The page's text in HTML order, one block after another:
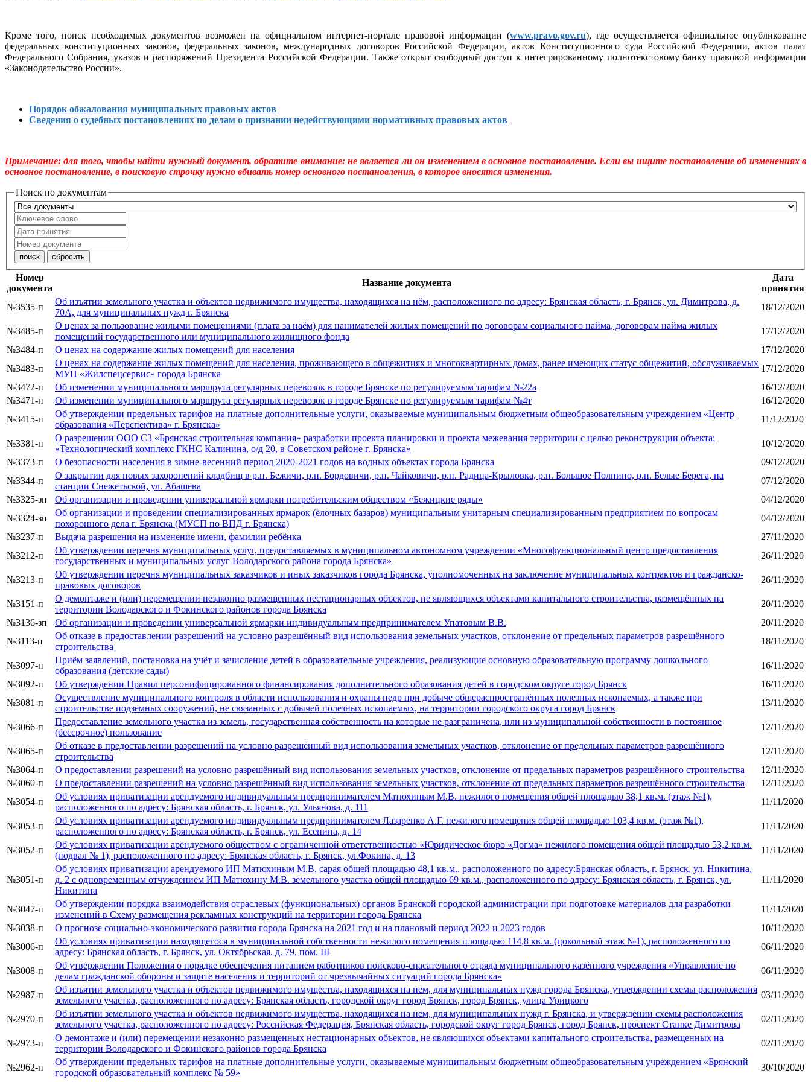
Кроме того, поиск необходимых документов возможен на официальном интернет-портале правовой информации (www.pravo.gov.ru), где осуществляется официальное опубликование
федеральных конституционных законов, федеральных законов, международных договоров Российской Федерации, актов Конституционного суда Российской Федерации, актов палат
Федерального Собрания, указов и распоряжений Президента Российской Федерации. Также открыт свободный доступ к интегрированному полнотекстовому банку правовой информации
«Законодательство России».
Порядок обжалования муниципальных правовых актов
Сведения о судебных постановлениях по делам о признании недействующими нормативных правовых актов
Примечание: для того, чтобы найти нужный документ, обратите внимание: не является ли он изменением в основное постановление. Если вы ищите постановление об изменениях в
основное постановление, в поисковую строчку нужно вбивать номер основного постановления, в которое вносятся изменения.
Поиск по документам
Номер
документа
Название документа
Дата
принятия
№3535-п
Об изъятии земельного участка и объектов недвижимого имущества, находящихся на нём, расположенного по адресу: Брянская область, г. Брянск, ул. Димитрова, д.
70А, для муниципальных нужд г. Брянска
18/12/2020
№3485-п
О ценах за пользование жилыми помещениями (плата за наём) для нанимателей жилых помещений по договорам социального найма, договорам найма жилых
помещений государственного или муниципального жилищного фонда
17/12/2020
№3484-п
О ценах на содержание жилых помещений для населения
17/12/2020
№3483-п
О ценах на содержание жилых помещений для населения, проживающего в общежитиях и многоквартирных домах, ранее имеющих статус общежитий, обслуживаемых
МУП «Жилспецсервис» города Брянска
17/12/2020
№3472-п
Об изменении муниципального маршрута регулярных перевозок в городе Брянске по регулируемым тарифам №22а
16/12/2020
№3471-п
Об изменении муниципального маршрута регулярных перевозок в городе Брянске по регулируемым тарифам №4т
16/12/2020
№3415-п
Об утверждении предельных тарифов на платные дополнительные услуги, оказываемые муниципальным бюджетным общеобразовательным учреждением «Центр
образования «Перспектива» г. Брянска»
11/12/2020
№3381-п
О разрешении ООО СЗ «Брянская строительная компания» разработки проекта планировки и проекта межевания территории с целью реконструкции объекта:
«Технологический комплекс ГКНС Калинина, о/д 20, в Советском районе г. Брянска»
10/12/2020
№3373-п
О безопасности населения в зимне-весенний период 2020-2021 годов на водных объектах города Брянска
09/12/2020
№3344-п
О закрытии для новых захоронений кладбищ в р.п. Бежичи, р.п. Бордовичи, р.п. Чайковичи, р.п. Радица-Крыловка, р.п. Большое Полпино, р.п. Белые Берега, на
станции Снежетьской, ул. Абашева
07/12/2020
№3325-зп
Об организации и проведении универсальной ярмарки потребительским обществом «Бежицкие ряды»
04/12/2020
№3324-зп
Об организации и проведении специализированных ярмарок (ёлочных базаров) муниципальным унитарным специализированным предприятием по вопросам
похоронного дела г. Брянска (МУСП по ВПД г. Брянска)
04/12/2020
№3237-п
Выдача разрешения на изменение имени, фамилии ребёнка
27/11/2020
№3212-п
Об утверждении перечня муниципальных услуг, предоставляемых в муниципальном автономном учреждении «Многофункциональный центр предоставления
государственных и муниципальных услуг Володарского района города Брянска»
26/11/2020
№3213-п
Об утверждении перечня муниципальных заказчиков и иных заказчиков города Брянска, уполномоченных на заключение муниципальных контрактов и гражданско-
правовых договоров
26/11/2020
№3151-п
О демонтаже и (или) перемещении незаконно размещённых нестационарных объектов, не являющихся объектами капитального строительства, размещённых на
территории Володарского и Фокинского районов города Брянска
20/11/2020
№3136-зп
Об организации и проведении универсальной ярмарки индивидуальным предпринимателем Упатовым В.В.
20/11/2020
№3113-п
Об отказе в предоставлении разрешений на условно разрешённый вид использования земельных участков, отклонение от предельных параметров разрешённого
строительства
18/11/2020
№3097-п
Приём заявлений, постановка на учёт и зачисление детей в образовательные учреждения, реализующие основную образовательную программу дошкольного
образования (детские сады)
16/11/2020
№3092-п
Об утверждении Правил персонифицированного финансирования дополнительного образования детей в городском округе город Брянск
16/11/2020
№3081-п
Осуществление муниципального контроля в области использования и охраны недр при добыче общераспространённых полезных ископаемых, а также при
строительстве подземных сооружений, не связанных с добычей полезных ископаемых, на территории городского округа город Брянск
13/11/2020
№3066-п
Предоставление земельного участка из земель, государственная собственность на которые не разграничена, или из муниципальной собственности в постоянное
(бессрочное) пользование
12/11/2020
№3065-п
Об отказе в предоставлении разрешений на условно разрешённый вид использования земельных участков, отклонение от предельных параметров разрешённого
строительства
12/11/2020
№3064-п
О предоставлении разрешений на условно разрешённый вид использования земельных участков, отклонение от предельных параметров разрешённого строительства
12/11/2020
№3060-п
О предоставлении разрешений на условно разрешённый вид использования земельных участков, отклонение от предельных параметров разрешённого строительства
12/11/2020
№3054-п
Об условиях приватизации арендуемого индивидуальным предпринимателем Матюхиным М.В. нежилого помещения общей площадью 38,1 кв.м. (этаж №1),
расположенного по адресу: Брянская область, г. Брянск, ул. Ульянова, д. 111
11/11/2020
№3053-п
Об условиях приватизации арендуемого индивидуальным предпринимателем Лазаренко А.Г. нежилого помещения общей площадью 103,4 кв.м. (этаж №1),
расположенного по адресу: Брянская область, г. Брянск, ул. Есенина, д. 14
11/11/2020
№3052-п
Об условиях приватизации арендуемого обществом с ограниченной ответственностью «Юридическое бюро «Догма» нежилого помещения общей площадью 53,2 кв.м.
(подвал № 1), расположенного по адресу: Брянская область, г. Брянск, ул.Фокина, д. 13
11/11/2020
№3051-п
Об условиях приватизации арендуемого ИП Матюхиным М.В. сарая общей площадью 48,1 кв.м., расположенного по адресу:Брянская область, г. Брянск, ул. Никитина,
д. 2 с одновременным отчуждением ИП Матюхину М.В. земельного участка общей площадью 69 кв.м., расположенного по адресу: Брянская область, г. Брянск, ул.
Никитина
11/11/2020
№3047-п
Об утверждении порядка взаимодействия отраслевых (функциональных) органов Брянской городской администрации при подготовке материалов для разработки
изменений в Схему размещения рекламных конструкций на территории города Брянска
11/11/2020
№3038-п
О прогнозе социально-экономического развития города Брянска на 2021 год и на плановый период 2022 и 2023 годов
10/11/2020
№3006-п
Об условиях приватизации находящегося в муниципальной собственности нежилого помещения площадью 114,8 кв.м. (цокольный этаж №1), расположенного по
адресу: Брянская область, г. Брянск, ул. Октябрьская, д. 79, пом. III
06/11/2020
№3008-п
Об утверждении Положения о порядке обеспечения питанием работников поисково-спасательного отряда муниципального казённого учреждения «Управление по
делам гражданской обороны и защите населения и территорий от чрезвычайных ситуаций города Брянска»
06/11/2020
№2987-п
Об изъятии земельного участка и объектов недвижимого имущества, находящихся на нем, для муниципальных нужд города Брянска, утверждении схемы расположения
земельного участка, расположенного по адресу: Брянская область, городской округ город Брянск, город Брянск, улица Урицкого
03/11/2020
№2970-п
Об изъятии земельного участка и объектов недвижимого имущества, находящихся на нем, для муниципальных нужд г. Брянска, и утверждении схемы расположения
земельного участка, расположенного по адресу: Российская Федерация, Брянская область, городской округ город Брянск, город Брянск, проспект Станке Димитрова
02/11/2020
№2973-п
О демонтаже и (или) перемещении незаконно размещенных нестационарных объектов, не являющихся объектами капитального строительства, размещенных на
территории Володарского и Фокинского районов города Брянска
02/11/2020
№2962-п
Об утверждении предельных тарифов на платные дополнительные услуги, оказываемые муниципальным бюджетным общеобразовательным учреждением «Брянский
городской образовательный комплекс № 59»
30/10/2020